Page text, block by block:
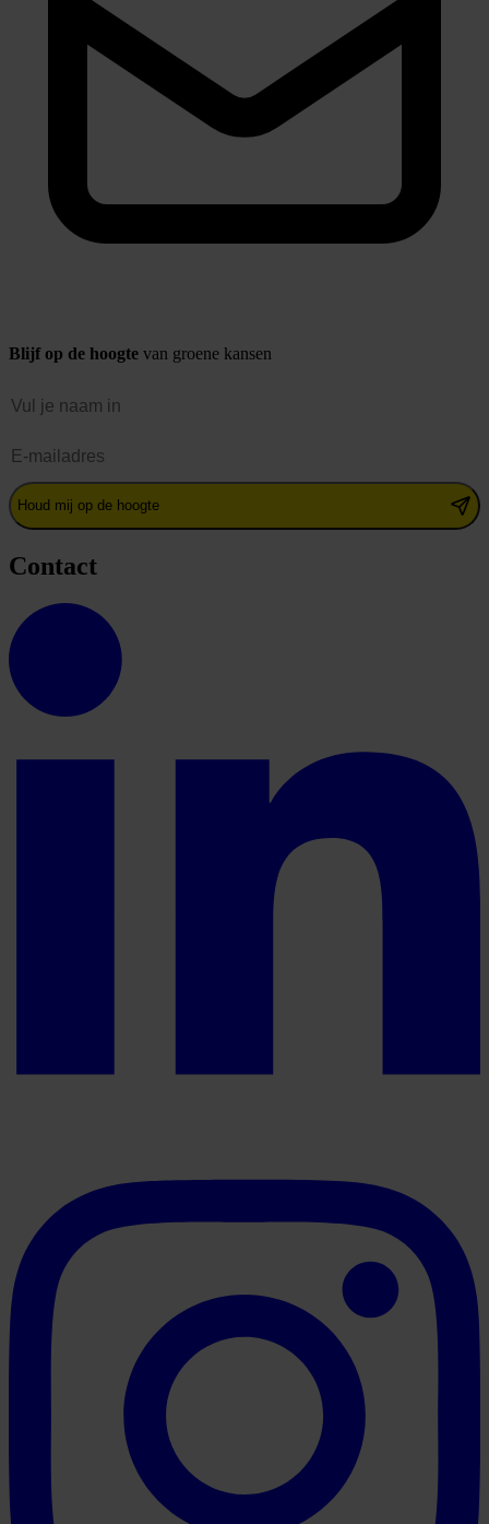
Blijf op de hoogte van groene kansen
Houd mij op de hoogte
Contact